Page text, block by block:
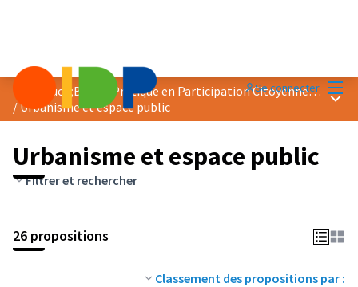
Se connecter
Prix &quot;Bonne Pratique en Participation Citoyenne&quot; 2024
/Urbanisme et espace public
Urbanisme et espace public
Filtrer et rechercher
26 propositions
Classement des propositions par :